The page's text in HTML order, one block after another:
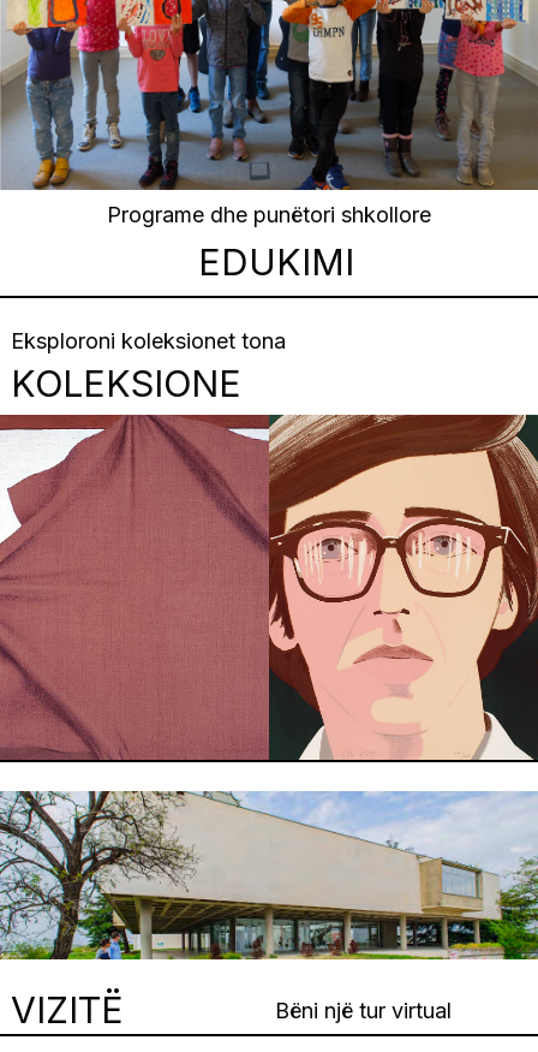
Programe dhe punëtori shkollore
EDUKIMI
Eksploroni koleksionet tona
KOLEKSIONE
VIZITË Bëni një tur virtual